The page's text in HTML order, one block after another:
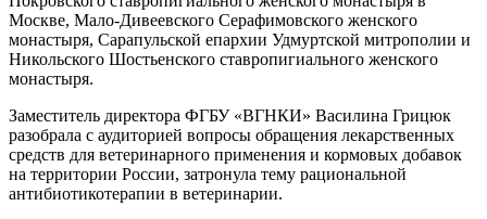
Москве, Мало-Дивеевского Серафимовского женского
монастыря, Сарапульской епархии Удмуртской митрополии и
Никольского Шостьенского ставропигиального женского
монастыря.
Заместитель директора ФГБУ «ВГНКИ» Василина Грицюк
разобрала с аудиторией вопросы обращения лекарственных
средств для ветеринарного применения и кормовых добавок
на территории России, затронула тему рациональной
антибиотикотерапии в ветеринарии.